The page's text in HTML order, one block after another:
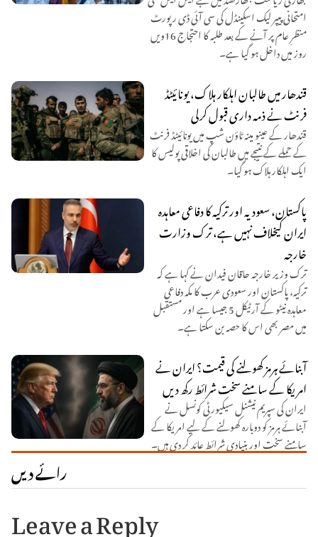
امتحانی پیپر لیک اسکینڈل کی سی آئی ڈی رپورٹ
منظرِ عام پر آنے کے بعد طلبہ کا احتجاج 16ویں
روز میں داخل ہو گیا ہے۔
قندھار میں طالبان اہلکار ہلاک، یونائیٹڈ
فرنٹ نے ذمہ داری قبول کرلی
قندھار کے عینو مینہ ٹاؤن شپ میں یونائیٹڈ فرنٹ
کے حملے کے نتیجے میں طالبان کی اخلاقی پولیس کا
ایک اہلکار ہلاک ہو گیا۔
پاکستان، سعودیہ اور ترکیہ کا دفاعی معاہدہ
ایران کیخلاف نہیں ہے، ترک وزارت
خارجہ
ترک وزیر خارجہ حاقان فیدان نے کہا ہے کہ
ترکیہ، پاکستان اور سعودی عرب کا مکہ دفاعی
معاہدہ نیٹو کے آرٹیکل 5 جیسا ہے اور مستقبل
میں مصر بھی اس کا حصہ بن سکتا ہے۔
آبنائے ہرمز کھولنے کی قیمت؟ ایران نے
امریکا کے سامنے سخت شرائط رکھ دیں
ایران کی سپریم نیشنل سیکیورٹی کونسل نے
آبنائے ہرمز کو دوبارہ کھولنے کے لیے امریکا کے
سامنے سخت اور بنیادی شرائط عائد کر دی ہیں۔
رائے دیں
Leave a Reply